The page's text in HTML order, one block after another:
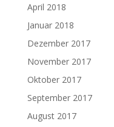
April 2018
Januar 2018
Dezember 2017
November 2017
Oktober 2017
September 2017
August 2017